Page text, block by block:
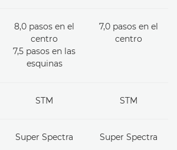
8,0 pasos en el
centro
7,5 pasos en las
esquinas
7,0 pasos en el
centro
STM STM
Super Spectra Super Spectra